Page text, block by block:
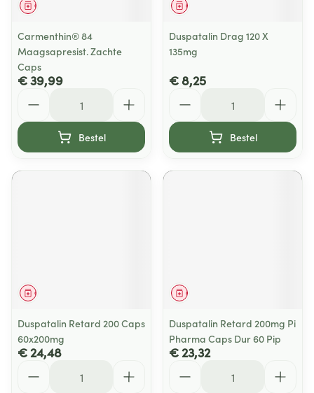
Geneesmiddel
Carmenthin® 84
Maagsapresist. Zachte
Caps
€ 39,99
Bestel
Geneesmiddel
Duspatalin Drag 120 X
135mg
€ 8,25
Bestel
Geneesmiddel
Duspatalin Retard 200 Caps
60x200mg
€ 24,48
Geneesmiddel
Duspatalin Retard 200mg Pi
Pharma Caps Dur 60 Pip
€ 23,32